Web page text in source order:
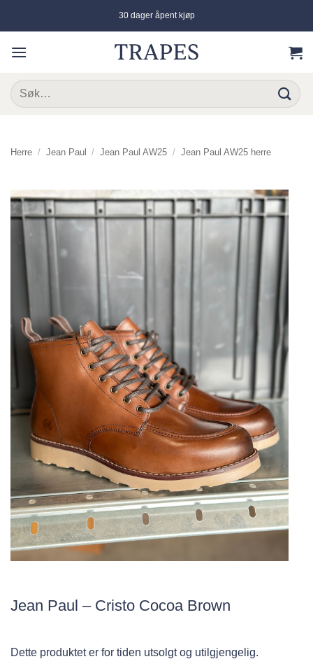
30 dager åpent kjøp
Søk
etter:
Herre / Jean Paul / Jean Paul AW25 / Jean Paul AW25 herre
Jean Paul – Cristo Cocoa Brown
Dette produktet er for tiden utsolgt og utilgjengelig.